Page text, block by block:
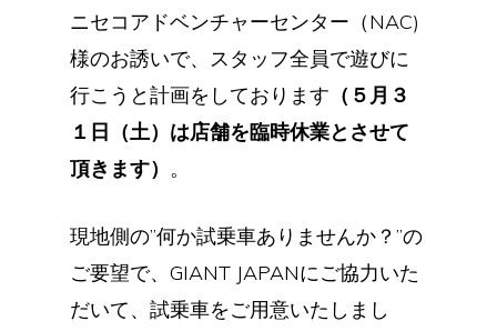
ニセコアドベンチャーセンター（NAC)
様のお誘いで、スタッフ全員で遊びに
行こうと計画をしております （５月３
１日（土）は店舗を臨時休業とさせて
頂きます） 。
現地側の”何か試乗車ありませんか？”の
ご要望で、GIANT JAPANにご協力いた
だいて、試乗車をご用意いたしまし